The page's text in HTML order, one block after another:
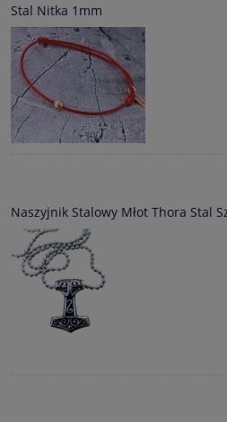
Stal Nitka 1mm
Naszyjnik Stalowy Młot Thora Stal